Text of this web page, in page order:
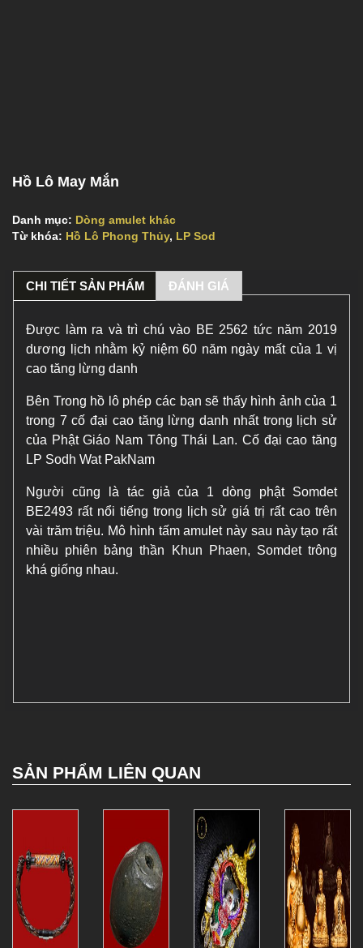
Hồ Lô May Mắn
Danh mục: Dòng amulet khác
Từ khóa: Hồ Lô Phong Thủy, LP Sod
CHI TIẾT SẢN PHẨM ĐÁNH GIÁ
Được làm ra và trì chú vào BE 2562 tức năm 2019
dương lịch nhằm kỷ niệm 60 năm ngày mất của 1 vị
cao tăng lừng danh
Bên Trong hồ lô phép các bạn sẽ thấy hình ảnh của 1
trong 7 cố đại cao tăng lừng danh nhất trong lịch sử
của Phật Giáo Nam Tông Thái Lan. Cố đại cao tăng
LP Sodh Wat PakNam
Người cũng là tác giả của 1 dòng phật Somdet
BE2493 rất nổi tiếng trong lịch sử giá trị rất cao trên
vài trăm triệu. Mô hình tấm amulet này sau này tạo rất
nhiều phiên bảng thần Khun Phaen, Somdet trông
khá giống nhau.
SẢN PHẨM LIÊN QUAN